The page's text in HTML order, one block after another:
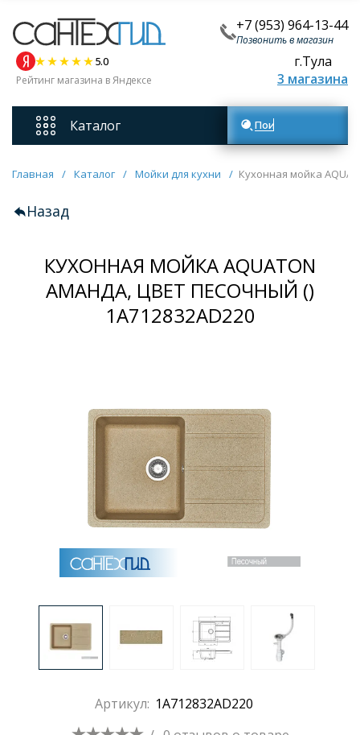
+7 (953) 964-13-44
Позвонить в магазин
5.0
Рейтинг магазина в Яндексе
г.Тула
3 магазина
Каталог
Смесители
Унитазы
Мебель для ванных комнат
Раковины
Душевые кабины
Полотенцесушители
Аксессуары для ванных комнат
Душевые поддоны
Поиск товаров
Главная / Каталог / Мойки для кухни / Кухонная мойка
Назад
КУХОННАЯ МОЙКА AQUATON
АМАНДА, ЦВЕТ ПЕСОЧНЫЙ ()
1A712832AD220
Артикул: 1A712832AD220